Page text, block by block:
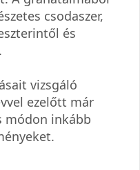
csodaszer,
és
vizsgáló
ezelőtt már
módon inkább